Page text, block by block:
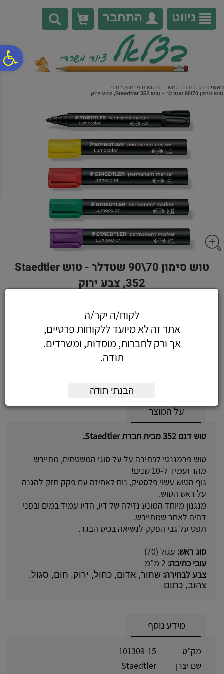
נגישות
אתר
המרכזי
ניווט התחבר 0
ראשי > כלי כתיבה למשרד > טושים פרמננטיים >
טוש סימון 70\90 שטדלר - טוש Staedtler 352, צבע ירוק
טוש סימון 70\90 שטדלר - טוש Staedtler
352, צבע ירוק
כולל מע"מ
על המוצר
טוש דגם 352 מבית חברת Staedtler.
טוש פרמננטי לכתיבה על על סוגי המשטחים, מתייבש
מהר ועמיד ל-10 שנים!
גוף הטוש עשוי פלסטיק, נוח לאחיזה עם פקק חזק להגנה
על ראש הטוש.
מנגנון מיוחד המונע נזילה של דיו, הדיו עמיד במים ובפני
דהיה לאחר שמתייבש.
תפס על גבי הפקק לנשיאה בכיס הבגד.
סוג ראש: עגול (70)
עובי כתיבה: 2 מ"מ
צבע לבחירה: שחור, אדום, כחול, ירוק, חום, סגול,
צהוב, כתום
מידע נוסף
מק"ט
101309-15
שם יצרן
Staedtler
לקוח/ה יקר/ה
אתר זה לא מיועד ללקוחות פרטיים,
אך ורק לחברות, מוסדות, ומשרדים.
תודה.
הבנתי תודה